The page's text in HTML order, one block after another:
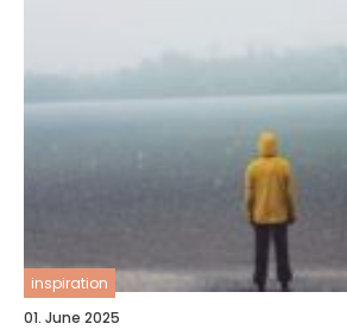
inspiration
01. June 2025